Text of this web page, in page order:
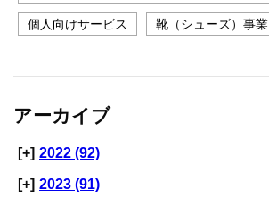
個人向けサービス 靴（シューズ）事業
アーカイブ
[+] 2022 (92)
[+] 2023 (91)